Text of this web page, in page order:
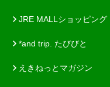
JRE MALLショッピング
*and trip. たびびと
えきねっとマガジン